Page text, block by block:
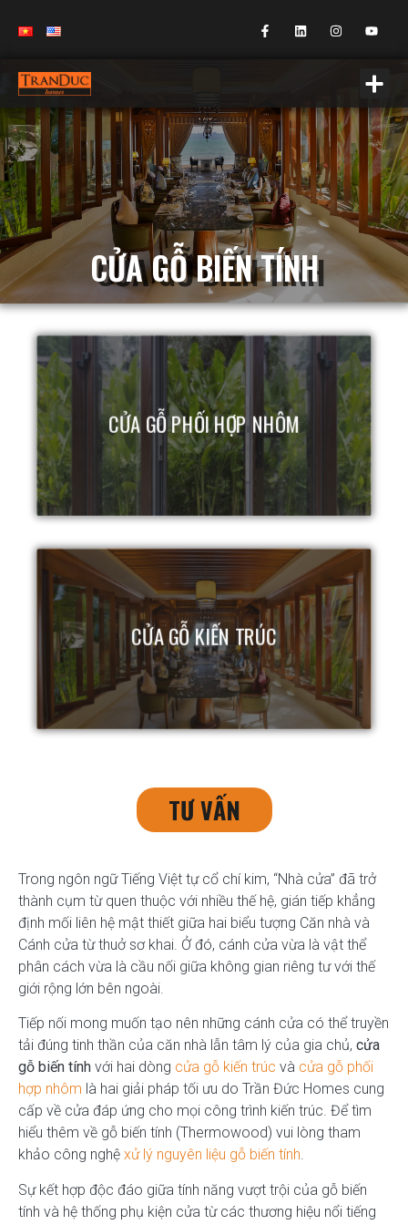
CỬA GỖ BIẾN TÍNH
CỬA GỖ PHỐI HỢP NHÔM
CỬA GỖ KIẾN TRÚC
TƯ VẤN
Trong ngôn ngữ Tiếng Việt tự cổ chí kim, “Nhà cửa” đã trở
thành cụm từ quen thuộc với nhiều thế hệ, gián tiếp khẳng
định mối liên hệ mật thiết giữa hai biểu tượng Căn nhà và
Cánh cửa từ thuở sơ khai. Ở đó, cánh cửa vừa là vật thể
phân cách vừa là cầu nối giữa không gian riêng tư với thế
giới rộng lớn bên ngoài.
Tiếp nối mong muốn tạo nên những cánh cửa có thể truyền
tải đúng tinh thần của căn nhà lẫn tâm lý của gia chủ, cửa
gỗ biến tính với hai dòng cửa gỗ kiến trúc và cửa gỗ phối
hợp nhôm là hai giải pháp tối ưu do Trần Đức Homes cung
cấp về cửa đáp ứng cho mọi công trình kiến trúc. Để tìm
hiểu thêm về gỗ biến tính (Thermowood) vui lòng tham
khảo công nghệ xử lý nguyên liệu gỗ biến tính.
Sự kết hợp độc đáo giữa tính năng vượt trội của gỗ biến
tính và hệ thống phụ kiện cửa từ các thương hiệu nổi tiếng